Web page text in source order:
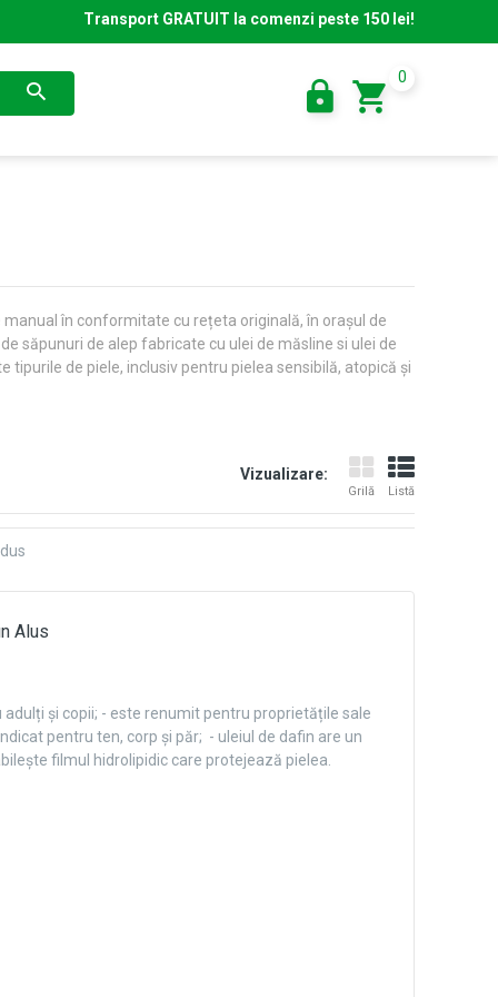
Transport GRATUIT la comenzi peste 150 lei!
0
în conformitate cu rețeta originală, în orașul de
săpunuri de alep fabricate cu ulei de măsline si ulei de
tipurile de piele, inclusiv pentru pielea sensibilă, atopică și
Vizualizare:
Grilă Listă
Alus
și copii; - este renumit pentru proprietățile sale
pentru ten, corp și păr; - uleiul de dafin are un
filmul hidrolipidic care protejează pielea.